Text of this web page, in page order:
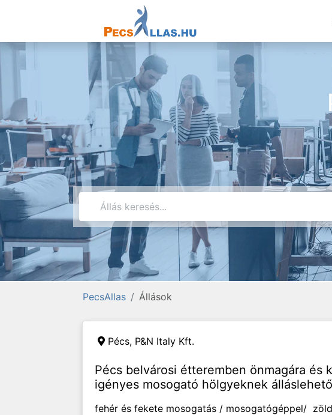
PecsAllas Állások
Pécs, P&N Italy Kft.
Pécs belvárosi étteremben önmagára és
igényes mosogató hölgyeknek
fehér és fekete mosogatás / mosogatógéppel/